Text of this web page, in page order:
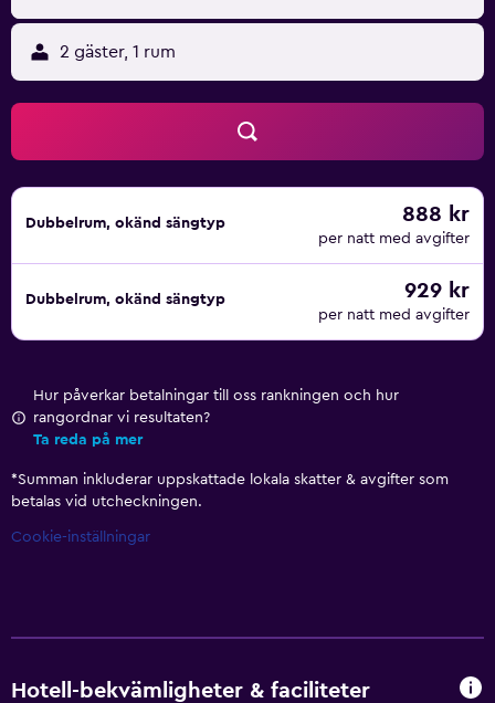
2 gäster, 1 rum
Dubbelrum, okänd sängtyp 888 kr
per natt med avgifter
Dubbelrum, okänd sängtyp 929 kr
per natt med avgifter
Hur påverkar betalningar till oss rankningen och hur
rangordnar vi resultaten?
Ta reda på mer
*Summan inkluderar uppskattade lokala skatter & avgifter som
betalas vid utcheckningen.
Cookie-inställningar
Hotell-bekvämligheter & faciliteter